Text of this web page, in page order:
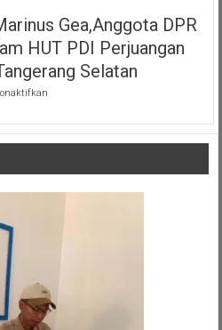
Kecamatan
Pamulang
Peran
Lapisan
Masyarakat
Gea,Anggota DPR
HUT PDI Perjuangan
Selatan
pada
Gea,Anggota
DPR
Dalam